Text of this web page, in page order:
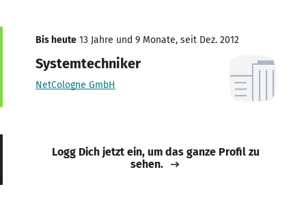
Bis heute 13 Jahre und 9 Monate, seit Dez. 2012
Systemtechniker
NetCologne GmbH
Logg Dich jetzt ein, um das ganze Profil zu
sehen.